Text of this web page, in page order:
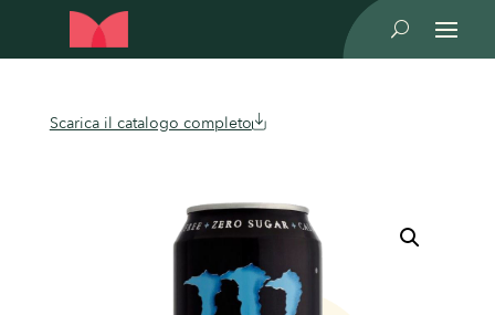
U
Scarica il catalogo completo